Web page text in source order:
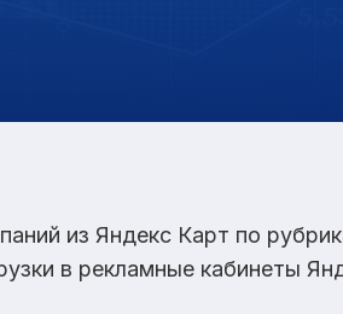
из Яндекс Карт по
в рекламные кабинеты